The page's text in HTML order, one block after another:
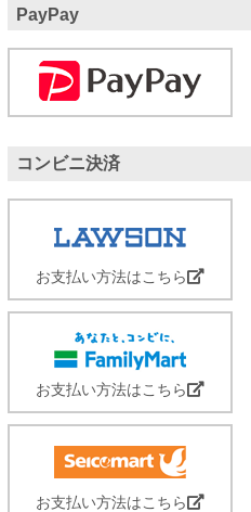
PayPay
コンビニ決済
お支払い方法はこちら
お支払い方法はこちら
お支払い方法はこちら